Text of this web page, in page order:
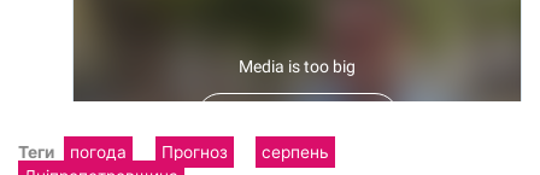
Теги погода Прогноз
серпень